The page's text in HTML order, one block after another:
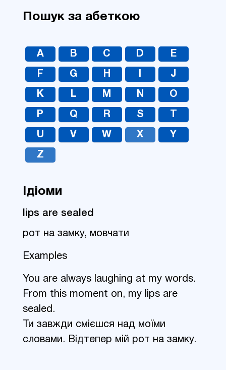
Пошук за абеткою
A B C D E
F G H J
K L M N O
P Q R S
U V W X Y
Z
Ідіоми
lips are sealed
рот на замку, мовчати
Examples
You are always laughing at my words.
From this moment on, my lips are
sealed.
Ти завжди смієшся над моїми
словами. Відтепер мій рот на замку.